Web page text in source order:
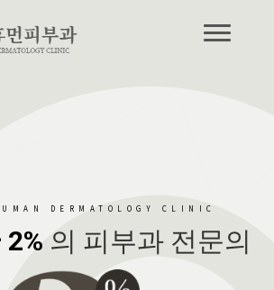
DERMATOLOGY CLINIC
의 피부과 전문의